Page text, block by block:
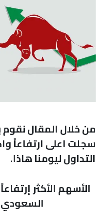
من خلال المقال
سجلت اعلى ارتفاعاً
التداول ليومنا هاذا.
الأسهم الأكثر
السعودي 19 يناير 2022